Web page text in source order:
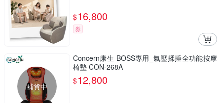
$16,800
券
補貨中
Concern康生 BOSS專用_氣壓揉捶全功能按摩
椅墊 CON-268A
$12,800